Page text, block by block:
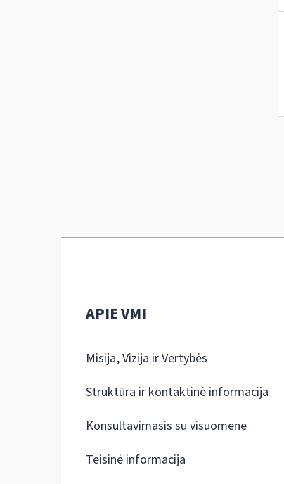
APIE VMI
Misija, Vizija ir Vertybės
Struktūra ir kontaktinė informacija
Konsultavimasis su visuomene
Teisinė informacija